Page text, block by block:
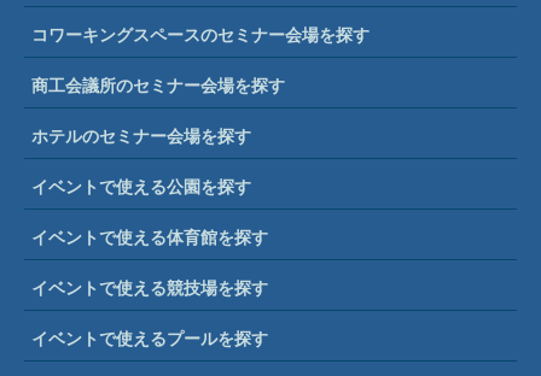
コワーキングスペースのセミナー会場を探す
商工会議所のセミナー会場を探す
ホテルのセミナー会場を探す
イベントで使える公園を探す
イベントで使える体育館を探す
イベントで使える競技場を探す
イベントで使えるプールを探す